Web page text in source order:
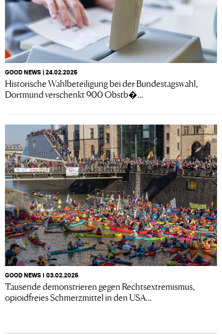
GOOD NEWS | 24.02.2025
Historische Wahlbeteiligung bei der Bundestagswahl,
Dortmund verschenkt 900 Obstb�...
GOOD NEWS I 03.02.2025
Tausende demonstrieren gegen Rechtsextremismus,
opioidfreies Schmerzmittel in den USA...